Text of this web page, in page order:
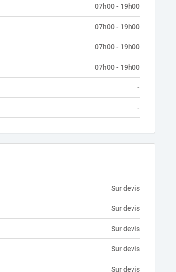
07h00 - 19h00
07h00 - 19h00
07h00 - 19h00
07h00 - 19h00
-
-
Sur devis
Sur devis
Sur devis
Sur devis
Sur devis